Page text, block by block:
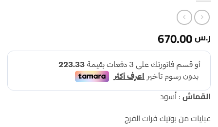
ر.س
القماش: أسود
عبايات من بوتيك فرات الفرج